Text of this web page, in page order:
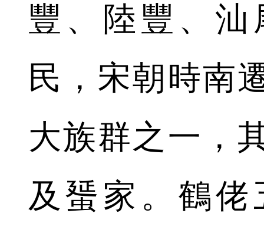
豐、陸豐、
民，宋朝時南
大族群之一，
及蜑家。鶴